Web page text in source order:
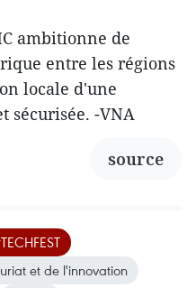
ambitionne de
entre les régions
locale d'une
sécurisée. -VNA
source
et de l'innovation